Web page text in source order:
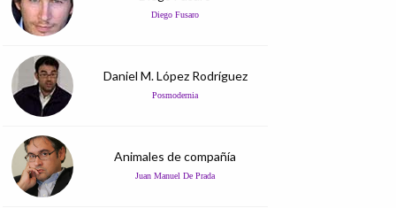
Diego Fusaro
Daniel M. López Rodríguez
Posmodernia
Animales de compañía
Juan Manuel De Prada